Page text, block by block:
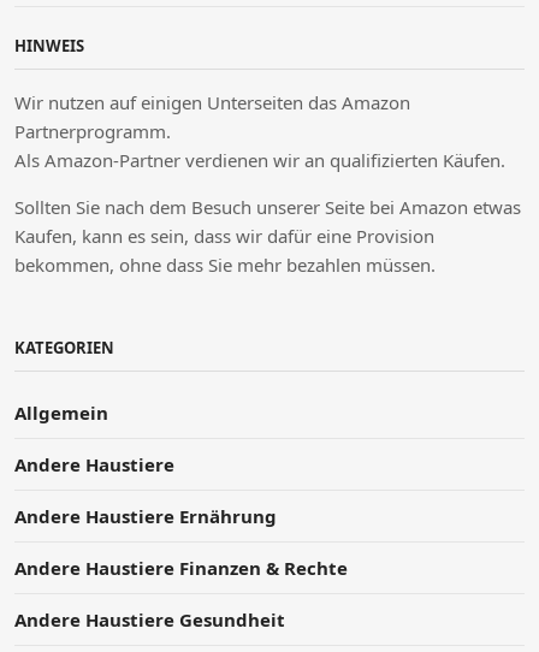
HINWEIS
Wir nutzen auf einigen Unterseiten das Amazon
Partnerprogramm.
Als Amazon-Partner verdienen wir an qualifizierten Käufen.
Sollten Sie nach dem Besuch unserer Seite bei Amazon etwas
Kaufen, kann es sein, dass wir dafür eine Provision
bekommen, ohne dass Sie mehr bezahlen müssen.
KATEGORIEN
Allgemein
Andere Haustiere
Andere Haustiere Ernährung
Andere Haustiere Finanzen & Rechte
Andere Haustiere Gesundheit